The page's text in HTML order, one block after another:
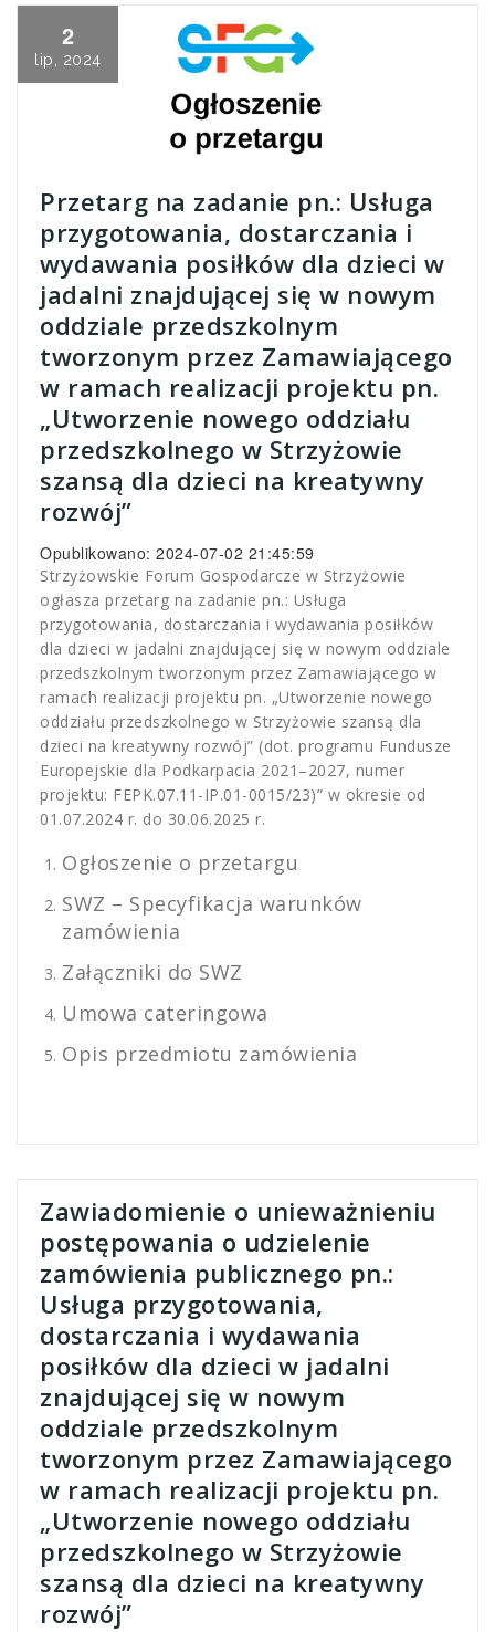
2
lip, 2024
Przetarg na zadanie pn.: Usługa
przygotowania, dostarczania i
wydawania posiłków dla dzieci w
jadalni znajdującej się w nowym
oddziale przedszkolnym
tworzonym przez Zamawiającego
w ramach realizacji projektu pn.
„Utworzenie nowego oddziału
przedszkolnego w Strzyżowie
szansą dla dzieci na kreatywny
rozwój”
Opublikowano: 2024-07-02 21:45:59
Strzyżowskie Forum Gospodarcze w Strzyżowie
ogłasza przetarg na zadanie pn.: Usługa
przygotowania, dostarczania i wydawania posiłków
dla dzieci w jadalni znajdującej się w nowym oddziale
przedszkolnym tworzonym przez Zamawiającego w
ramach realizacji projektu pn. „Utworzenie nowego
oddziału przedszkolnego w Strzyżowie szansą dla
dzieci na kreatywny rozwój” (dot. programu Fundusze
Europejskie dla Podkarpacia 2021–2027, numer
projektu: FEPK.07.11-IP.01-0015/23)” w okresie od
01.07.2024 r. do 30.06.2025 r.
Ogłoszenie o przetargu
SWZ – Specyfikacja warunków
zamówienia
Załączniki do SWZ
Umowa cateringowa
Opis przedmiotu zamówienia
Zawiadomienie o unieważnieniu
postępowania o udzielenie
zamówienia publicznego pn.:
Usługa przygotowania,
dostarczania i wydawania
posiłków dla dzieci w jadalni
znajdującej się w nowym
oddziale przedszkolnym
tworzonym przez Zamawiającego
w ramach realizacji projektu pn.
„Utworzenie nowego oddziału
przedszkolnego w Strzyżowie
szansą dla dzieci na kreatywny
rozwój”